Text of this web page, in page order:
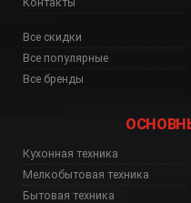
Все скидки
Все популярные
Все бренды
Кухонная техника
Мелкобытовая техника
Бытовая техника